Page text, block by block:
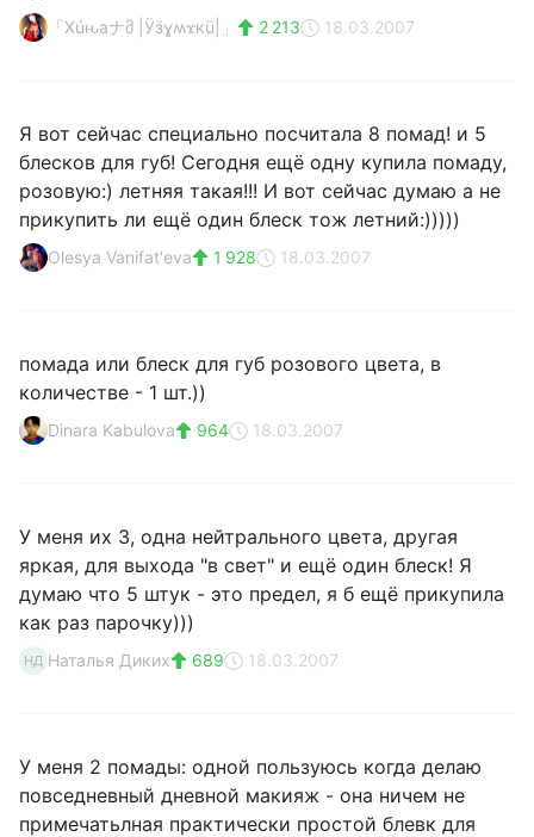
「Χúԋаナმ |Ӱӟɣʍϫкü|」 2 213 18.03.2007
Я вот сейчас специально посчитала 8 помад! и 5
блесков для губ! Сегодня ещё одну купила помаду,
розовую:) летняя такая!!! И вот сейчас думаю а не
прикупить ли ещё один блеск тож летний:)))))
Olesya Vanifat'eva 1 928 18.03.2007
помада или блеск для губ розового цвета, в
количестве - 1 шт.))
Dinara Kabulova 964 18.03.2007
У меня их 3, одна нейтрального цвета, другая
яркая, для выхода "в свет" и ещё один блеск! Я
думаю что 5 штук - это предел, я б ещё прикупила
как раз парочку)))
НД Наталья Диких 689 18.03.2007
У меня 2 помады: одной пользуюсь когда делаю
повседневный дневной макияж - она ничем не
примечатьлная практически простой блевк для